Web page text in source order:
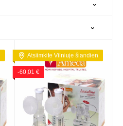
Atsiimkite Vilniuje šiandien
-60,01 €